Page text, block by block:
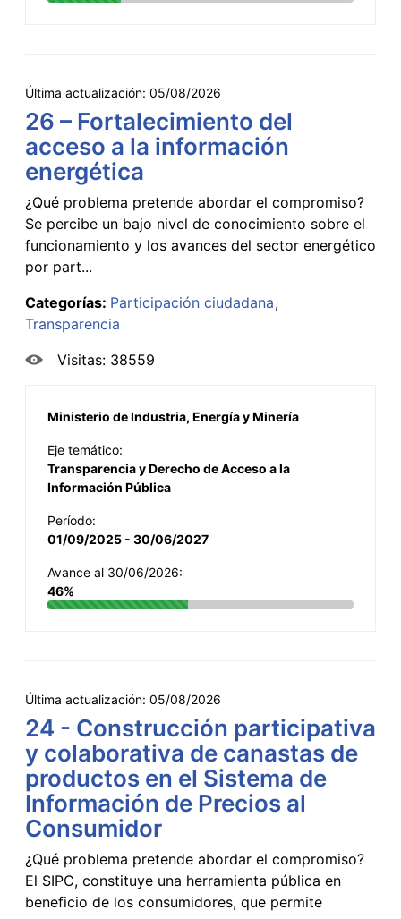
Última actualización: 05/08/2026
26 – Fortalecimiento del
acceso a la información
energética
¿Qué problema pretende abordar el compromiso?
Se percibe un bajo nivel de conocimiento sobre el
funcionamiento y los avances del sector energético
por part...
Categorías: Participación ciudadana
Transparencia
Visitas: 38559
Ministerio de Industria, Energía y Minería
Eje temático:
Transparencia y Derecho de Acceso a la
Información Pública
Período:
01/09/2025 - 30/06/2027
Avance al 30/06/2026:
46%
Última actualización: 05/08/2026
24 - Construcción participativa
y colaborativa de canastas de
productos en el Sistema de
Información de Precios al
Consumidor
¿Qué problema pretende abordar el compromiso?
El SIPC, constituye una herramienta pública en
beneficio de los consumidores, que permite